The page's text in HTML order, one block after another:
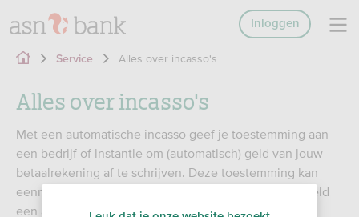
Inloggen
Service Alles over incasso's
Alles over incasso's
Met een automatische incasso geef je toestemming aan
een bedrijf of instantie om (automatisch) geld van jouw
betaalrekening af te schrijven. Deze toestemming kan
eenmalig zijn, maar ook regelmatig. Heb je bijvoorbeeld
een abonnement bij de sportschool? Dan kun je de